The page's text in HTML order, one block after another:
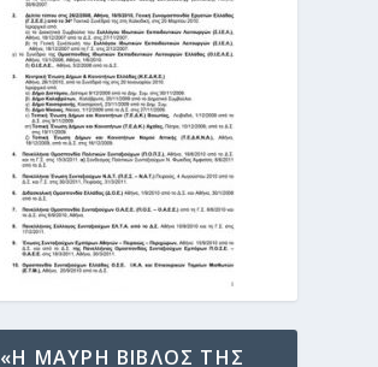
«Η ΜΑΥΡΗ ΒΙΒΛΟΣ ΤΗΣ